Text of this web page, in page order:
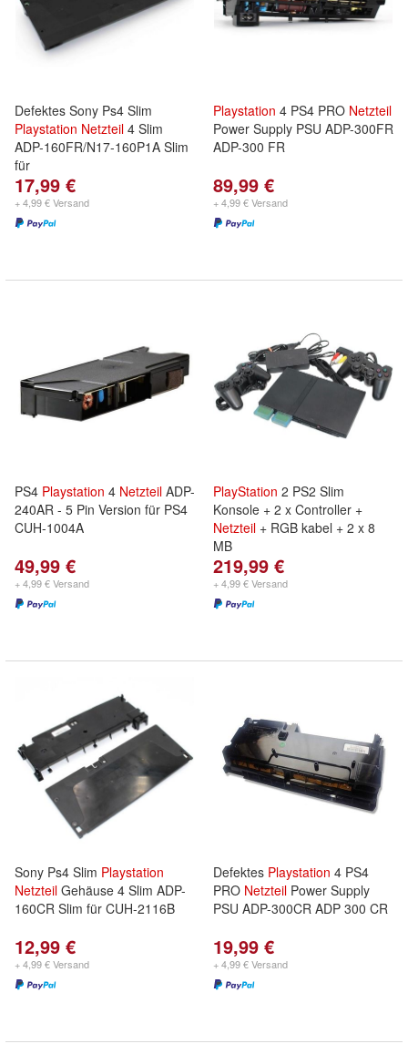
Defektes Sony Ps4 Slim
Playstation Netzteil 4 Slim
ADP-160FR/N17-160P1A Slim
für
17,99 €
+ 4,99 € Versand
Playstation 4 PS4 PRO Netzteil
Power Supply PSU ADP-300FR
ADP-300 FR
89,99 €
+ 4,99 € Versand
PS4 Playstation 4 Netzteil ADP-
240AR - 5 Pin Version für PS4
CUH-1004A
49,99 €
+ 4,99 € Versand
PlayStation 2 PS2 Slim
Konsole + 2 x Controller +
Netzteil + RGB kabel + 2 x 8
MB
219,99 €
+ 4,99 € Versand
Sony Ps4 Slim Playstation
Netzteil Gehäuse 4 Slim ADP-
160CR Slim für CUH-2116B
12,99 €
+ 4,99 € Versand
Defektes Playstation 4 PS4
PRO Netzteil Power Supply
PSU ADP-300CR ADP 300 CR
19,99 €
+ 4,99 € Versand